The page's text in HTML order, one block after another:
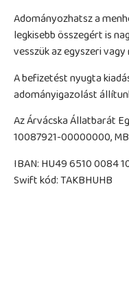
Adományozhatsz a
legkisebb összegért is
vesszük az egyszeri
A befizetést nyugta
adományigazolást
Az Árvácska Állatbarát
10087921-00000000,
IBAN: HU49 6510 0084
Swift kód: TAKBHUHB